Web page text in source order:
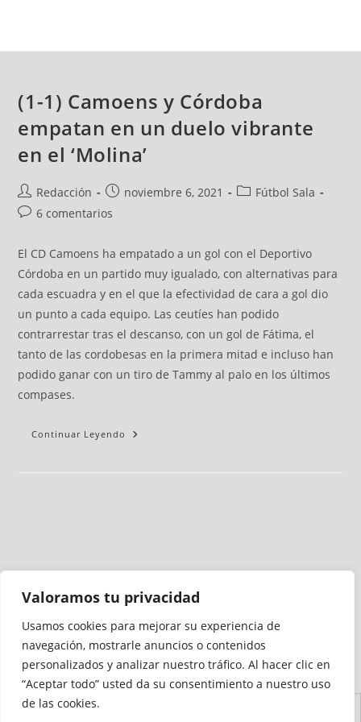
Valoramos tu privacidad
Usamos cookies para mejorar su experiencia de
navegación, mostrarle anuncios o contenidos
personalizados y analizar nuestro tráfico. Al hacer clic en
“Aceptar todo” usted da su consentimiento a nuestro uso
de las cookies.
(1-1) Camoens y Córdoba
empatan en un duelo vibrante
en el ‘Molina’
Redacción noviembre 6, 2021
Fútbol Sala
6 comentarios
El CD Camoens ha empatado a un gol con el Deportivo
Córdoba en un partido muy igualado, con alternativas para
cada escuadra y en el que la efectividad de cara a gol dio
un punto a cada equipo. Las ceutíes han podido
contrarrestar tras el descanso, con un gol de Fátima, el
tanto de las cordobesas en la primera mitad e incluso han
podido ganar con un tiro de Tammy al palo en los últimos
compases.
Continuar Leyendo
Medio auditado por